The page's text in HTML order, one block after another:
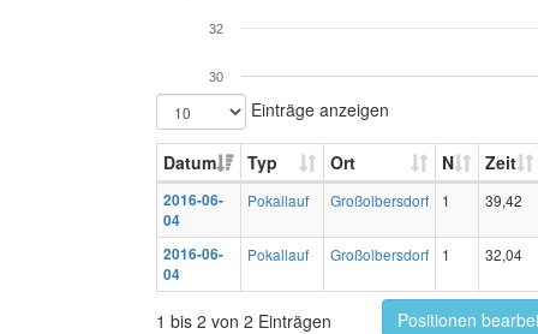
30
32
Einträge anzeigen
Datum Typ Ort N Zeit
2016-06-
04
Pokallauf Großolbersdorf 1 39,42
2016-06-
04
Pokallauf Großolbersdorf 1 32,04
1 bis 2 von 2 Einträgen Positionen